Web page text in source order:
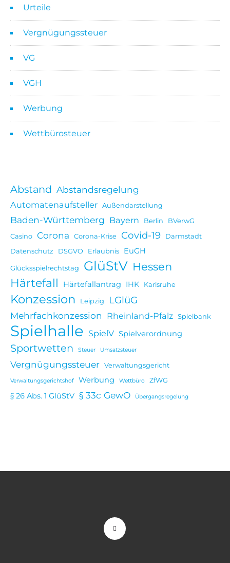
Urteile
Vergnügungssteuer
VG
VGH
Werbung
Wettbürosteuer
Abstand Abstandsregelung
Automatenaufsteller Außendarstellung
Baden-Württemberg Bayern Berlin
BVerwG
Casino
Corona Corona-Krise Covid-19
Darmstadt
Datenschutz
DSGVO Erlaubnis EuGH
Glücksspielrechtstag GlüStV Hessen
Härtefall
Härtefallantrag IHK Karlsruhe
Konzession Leipzig LGlüG
Mehrfachkonzession Rheinland-Pfalz Spielbank
Spielhalle SpielV Spielverordnung
Sportwetten Steuer Umsatzsteuer
Vergnügungssteuer Verwaltungsgericht
Verwaltungsgerichtshof Werbung Wettbüro ZfWG
§ 26 Abs. 1 GlüStV § 33c GewO Übergangsregelung